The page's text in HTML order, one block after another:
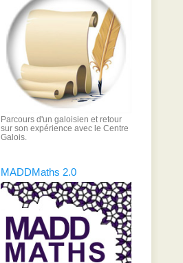
Parcours d'un galoisien et retour
sur son expérience avec le Centre
Galois.
MADDMaths 2.0